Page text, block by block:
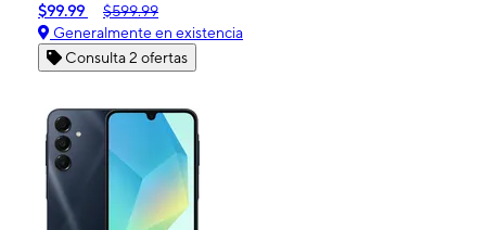
$99.99
$599.99
Generalmente en existencia
Consulta 2 ofertas